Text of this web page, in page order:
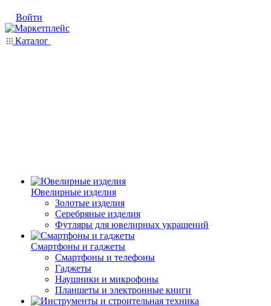
Войти
Каталог
Ювелирные изделия
Золотые изделия
Серебряные изделия
Футляры для ювелирных украшений
Смартфоны и гаджеты
Смартфоны и телефоны
Гаджеты
Наушники и микрофоны
Планшеты и электронные книги